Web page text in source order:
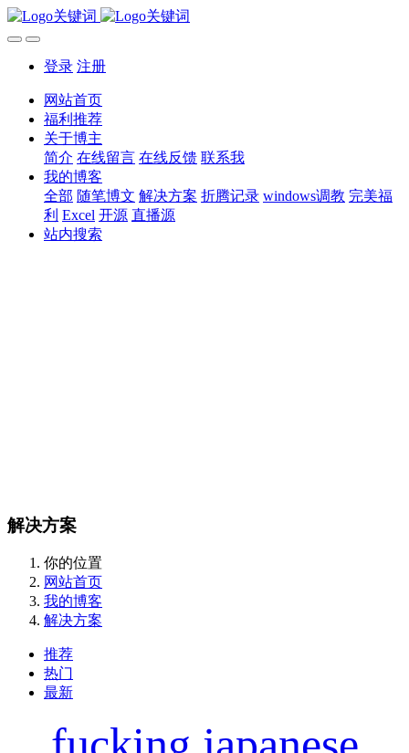
登录 注册
网站首页
福利推荐
关于博主
简介 在线留言 在线反馈 联系我
我的博客
全部 随笔博文 解决方案 折腾记录 windows调教 完美福
利 Excel 开源 直播源
站内搜索
解决方案
你的位置
网站首页
我的博客
解决方案
推荐
热门
最新